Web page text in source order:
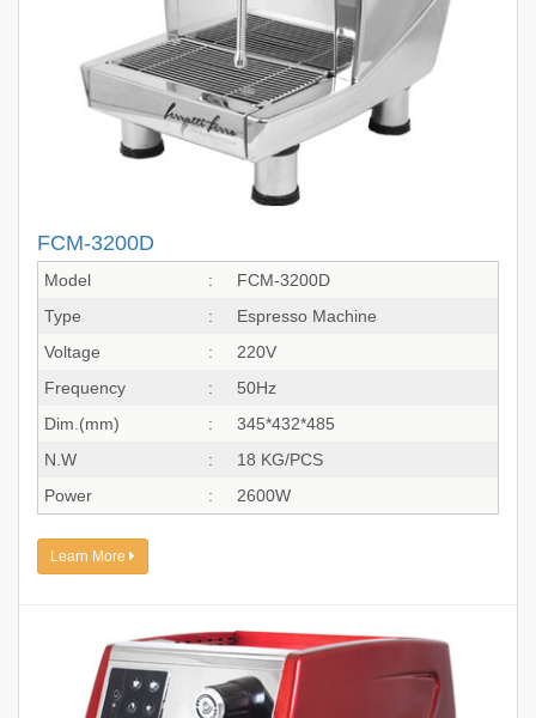
FCM-3200D
Model :
FCM-3200D
Type
:
Espresso Machine
Voltage
:
220V
Frequency
:
50Hz
Dim.(mm)
:
345*432*485
N.W
:
18 KG/PCS
Power
: 2600W
Learn More